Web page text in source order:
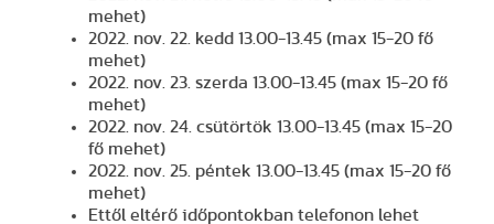
mehet)
2022. nov. 22. kedd 13.00-13.45 (max 15-20 fő
mehet)
2022. nov. 23. szerda 13.00-13.45 (max 15-20 fő
mehet)
2022. nov. 24. csütörtök 13.00-13.45 (max 15-20
fő mehet)
2022. nov. 25. péntek 13.00-13.45 (max 15-20 fő
mehet)
Ettől eltérő időpontokban telefonon lehet